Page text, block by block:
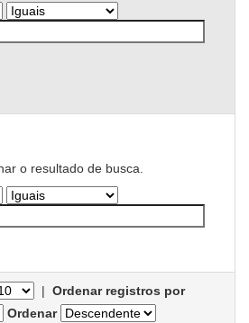
o resultado de busca.
| Ordenar registros por
Ordenar